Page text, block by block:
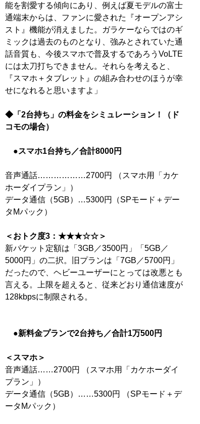
能を割愛する傾向にあり、例えば夏モデルの富士
通端末からは、ファンに愛された『オープンアシ
スト』機能が消えました。ガラケーならではのギ
ミックは過去のものとなり、強みとされていた通
話音質も、今後スマホで普及するであろうVoLTE
には太刀打ちできません。それらを考えると、
『スマホ＋タブレット』の組み合わせのほうが幸
せになれると思いますよ」
◆「2台持ち」の料金をシミュレーション！（ド
コモの場合）
●スマホ1台持ち／合計8000円
音声通話………………2700円 （スマホ用「カケ
ホーダイプラン」）
データ通信（5GB）…5300円（SPモード＋デー
タMパック）
＜おトク度3：★★★☆☆＞
新パケット定額は「3GB／3500円」「5GB／
5000円」の二択。旧プランは「7GB／5700円」
だったので、ヘビーユーザーにとっては改悪とも
言える。上限を超えると、従来どおり通信速度が
128kbpsに制限される。
●新料金プランで2台持ち／合計1万500円
＜スマホ＞
音声通話……2700円 （スマホ用「カケホーダイ
プラン」）
データ通信（5GB）……5300円 （SPモード＋デ
ータMパック）